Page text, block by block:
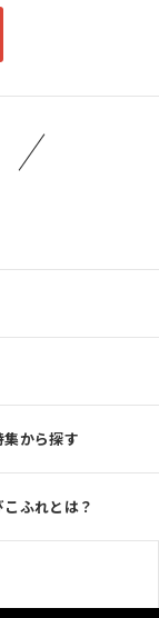
集から探す
こふれとは？